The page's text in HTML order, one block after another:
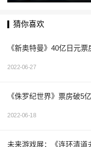
猜你喜欢
《新奥特曼》40亿日元
2022-06-27
《侏罗纪世界》票房破5
2022-06-18
未来游戏展：《连环清道